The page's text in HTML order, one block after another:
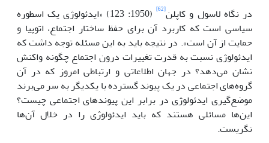
در نگاه لاسول و کاپلن[62]
(1950: 123) «ایدئولوژی یک اسطوره
سیاسی است که کاربرد آن برای حفظ ساختار اجتماع، اتوپیا و
حمایت از آن است». در نتیجه باید به این مسئله توجه داشت که
ایدئولوژی نسبت به قدرت تغییرات درون اجتماع چگونه واکنش
نشان می‌دهد؟ در جهان اطلاعاتی و ارتباطی امروز که در آن
گروه‌های اجتماعی در یک پیوند گسترده با یکدیگر به سر می‌برند
موضع‌گیری ایدئولوژی در برابر این پیوندهای اجتماعی چیست؟
این‌ها مسائلی هستند که باید ایدئولوژی را در خلال آن‌ها
نگریست.